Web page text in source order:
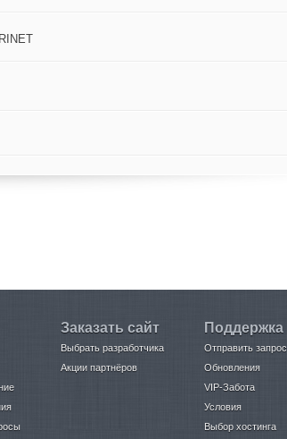
Заказать сайт
Выбрать разработчика
Акции партнёров
Поддержка
Отправить запрос
Обновления
VIP-Забота
Условия
Выбор хостинга